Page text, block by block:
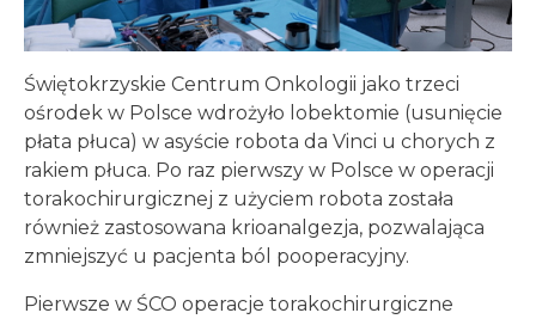
Świętokrzyskie Centrum Onkologii jako trzeci
ośrodek w Polsce wdrożyło lobektomie (usunięcie
płata płuca) w asyście robota da Vinci u chorych z
rakiem płuca. Po raz pierwszy w Polsce w operacji
torakochirurgicznej z użyciem robota została
również zastosowana krioanalgezja, pozwalająca
zmniejszyć u pacjenta ból pooperacyjny.
Pierwsze w ŚCO operacje torakochirurgiczne